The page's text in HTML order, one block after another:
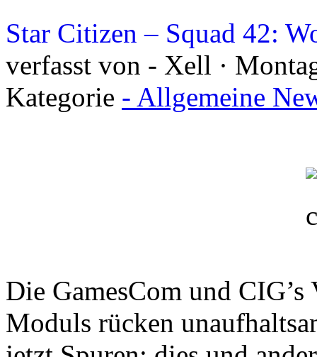
Star Citizen – Squad 42:
verfasst von - Xell ·
Kategorie - Allgemeine
Die GamesCom und
Moduls rücken